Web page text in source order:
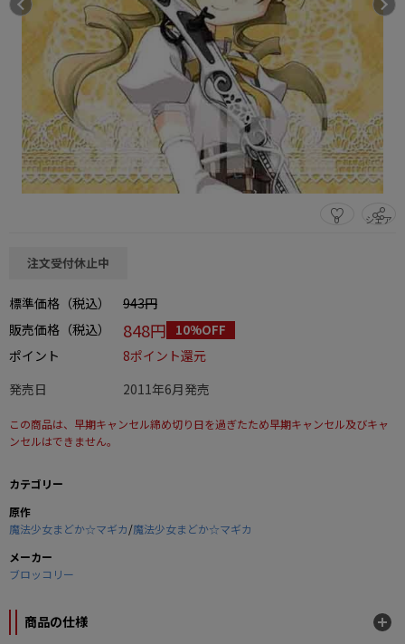
0 シェア
この商品をシェアする
注文受付休止中
標準価格（税込）
943円
販売価格（税込）
848円 10%OFF
ポイント
8ポイント還元
発売日
2011年6月発売
この商品は、早期キャンセル締め切り日を過ぎたため早期キャンセル及びキャ
ンセルはできません。
カテゴリー
原作
魔法少女まどか☆マギカ/魔法少女まどか☆マギカ
メーカー
ブロッコリー
商品の仕様